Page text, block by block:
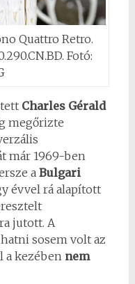
Quattro Retro.
Fotó:
Charles Gérald
megőrizte
már 1969-ben
a Bulgari
évvel rá alapított
jutott. A
sosem volt az
a kezében nem